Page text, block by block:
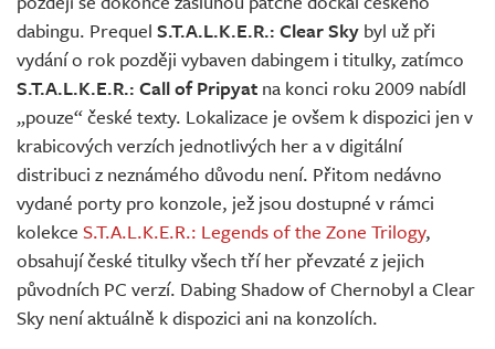
dabingu. Prequel S.T.A.L.K.E.R.: Clear Sky byl už při
vydání o rok později vybaven dabingem i titulky, zatímco
S.T.A.L.K.E.R.: Call of Pripyat na konci roku 2009 nabídl
„pouze“ české texty. Lokalizace je ovšem k dispozici jen v
krabicových verzích jednotlivých her a v digitální
distribuci z neznámého důvodu není. Přitom nedávno
vydané porty pro konzole, jež jsou dostupné v rámci
kolekce S.T.A.L.K.E.R.: Legends of the Zone Trilogy,
obsahují české titulky všech tří her převzaté z jejich
původních PC verzí. Dabing Shadow of Chernobyl a Clear
Sky není aktuálně k dispozici ani na konzolích.